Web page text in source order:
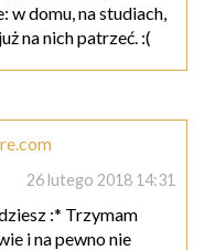
w domu, na studiach,
na nich patrzeć. :(
26 lutego 2018 14:31
:* Trzymam
i na pewno nie